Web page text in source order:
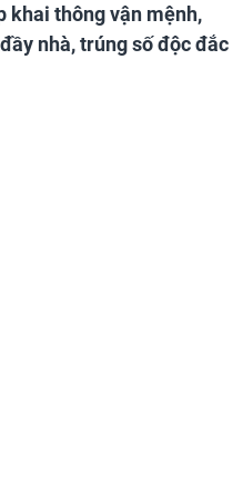
khai thông vận mệnh,
nhà, trúng số độc đắc